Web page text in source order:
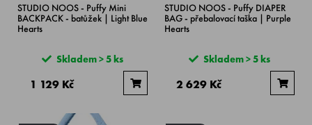
STUDIO NOOS - Puffy Mini
BACKPACK - batůžek | Light Blue
Hearts
Skladem > 5 ks
1 129 Kč
STUDIO NOOS - Puffy DIAPER
BAG - přebalovací taška | Purple
Hearts
Skladem > 5 ks
2 629 Kč